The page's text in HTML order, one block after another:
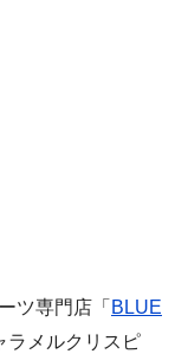
ツ専門店「 BLUE
ラメルクリスピ